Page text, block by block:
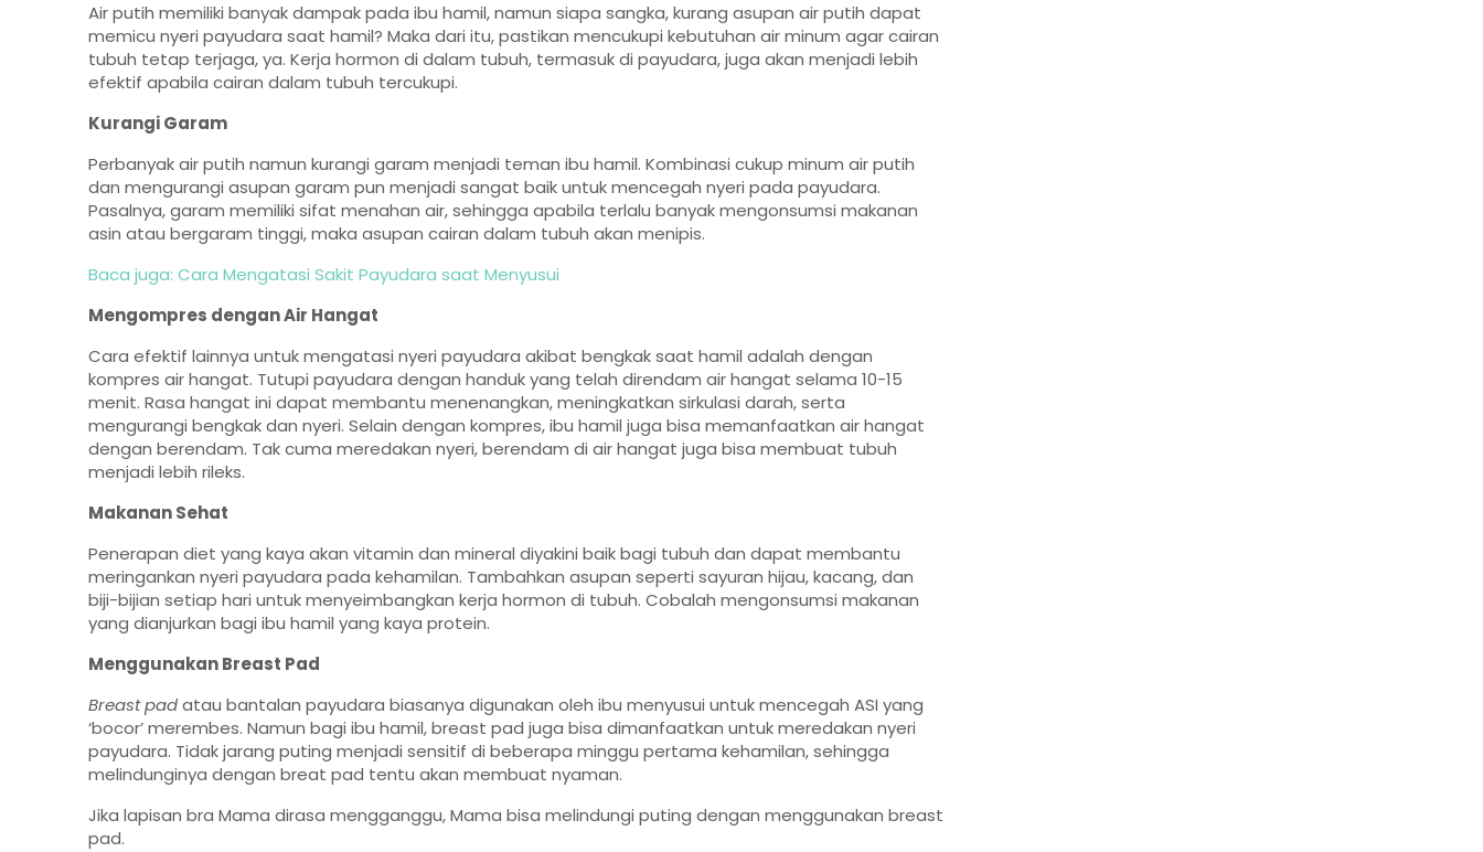
Air putih memiliki banyak dampak pada ibu hamil, namun siapa sangka, kurang asupan air putih dapat
memicu nyeri payudara saat hamil? Maka dari itu, pastikan mencukupi kebutuhan air minum agar cairan
tubuh tetap terjaga, ya. Kerja hormon di dalam tubuh, termasuk di payudara, juga akan menjadi lebih
efektif apabila cairan dalam tubuh tercukupi.
Kurangi Garam
Perbanyak air putih namun kurangi garam menjadi teman ibu hamil. Kombinasi cukup minum air putih
dan mengurangi asupan garam pun menjadi sangat baik untuk mencegah nyeri pada payudara.
Pasalnya, garam memiliki sifat menahan air, sehingga apabila terlalu banyak mengonsumsi makanan
asin atau bergaram tinggi, maka asupan cairan dalam tubuh akan menipis.
Baca juga: Cara Mengatasi Sakit Payudara saat Menyusui
Mengompres dengan Air Hangat
Cara efektif lainnya untuk mengatasi nyeri payudara akibat bengkak saat hamil adalah dengan
kompres air hangat. Tutupi payudara dengan handuk yang telah direndam air hangat selama 10-15
menit. Rasa hangat ini dapat membantu menenangkan, meningkatkan sirkulasi darah, serta
mengurangi bengkak dan nyeri. Selain dengan kompres, ibu hamil juga bisa memanfaatkan air hangat
dengan berendam. Tak cuma meredakan nyeri, berendam di air hangat juga bisa membuat tubuh
menjadi lebih rileks.
Makanan Sehat
Penerapan diet yang kaya akan vitamin dan mineral diyakini baik bagi tubuh dan dapat membantu
meringankan nyeri payudara pada kehamilan. Tambahkan asupan seperti sayuran hijau, kacang, dan
biji-bijian setiap hari untuk menyeimbangkan kerja hormon di tubuh. Cobalah mengonsumsi makanan
yang dianjurkan bagi ibu hamil yang kaya protein.
Menggunakan Breast Pad
Breast padatau bantalan payudara biasanya digunakan oleh ibu menyusui untuk mencegah ASI yang
‘bocor’ merembes. Namun bagi ibu hamil, breast pad juga bisa dimanfaatkan untuk meredakan nyeri
payudara. Tidak jarang puting menjadi sensitif di beberapa minggu pertama kehamilan, sehingga
melindunginya dengan breat pad tentu akan membuat nyaman.
Jika lapisan bra Mama dirasa mengganggu, Mama bisa melindungi puting dengan menggunakan breast
pad.